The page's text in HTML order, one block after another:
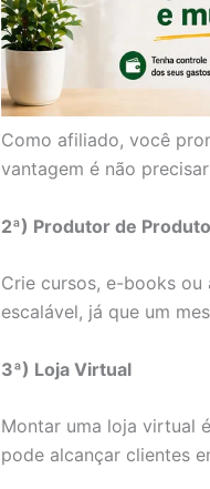
Como afiliado, você
vantagem é não
2ª) Produtor de
Crie cursos, e-books
escalável, já que um
3ª) Loja Virtual
Montar uma loja virtual
pode alcançar clientes